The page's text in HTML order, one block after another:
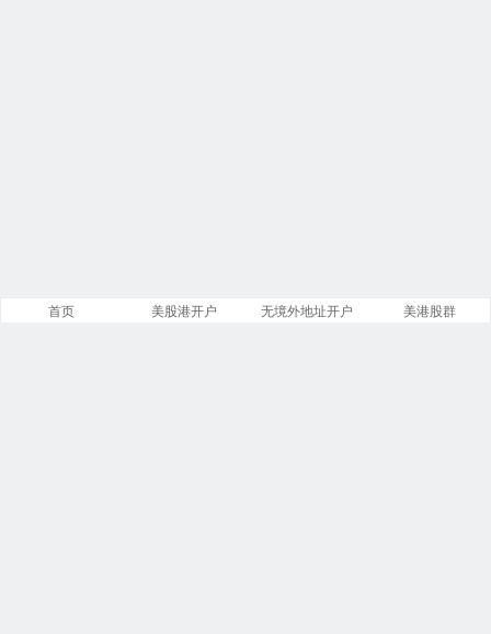
首页 美股港开户 无境外地址开户 美港股群